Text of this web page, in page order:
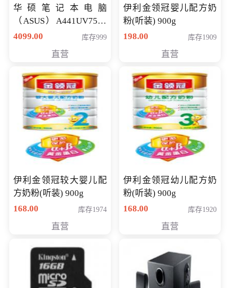
华硕笔记本电脑
（ASUS）A441UV7500
顽石（7代i7-7500U 4G
4099.00 库存999
直营
伊利金领冠婴儿配方奶
粉(听装) 900g
198.00
库存1909
直营
伊利金领冠较大婴儿配
方奶粉(听装) 900g
168.00
库存1974
直营
伊利金领冠幼儿配方奶
粉(听装) 900g
168.00
库存1920
直营